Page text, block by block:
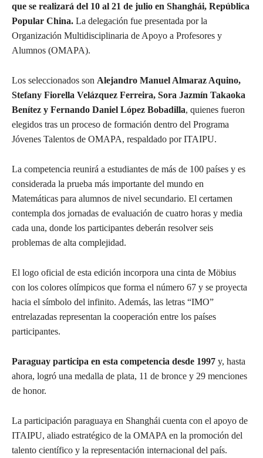
que se realizará del 10 al 21 de julio en Shanghái, República
Popular China. La delegación fue presentada por la
Organización Multidisciplinaria de Apoyo a Profesores y
Alumnos (OMAPA).
Los seleccionados son Alejandro Manuel Almaraz Aquino,
Stefany Fiorella Velázquez Ferreira, Sora Jazmín Takaoka
Benítez y Fernando Daniel López Bobadilla, quienes fueron
elegidos tras un proceso de formación dentro del Programa
Jóvenes Talentos de OMAPA, respaldado por ITAIPU.
La competencia reunirá a estudiantes de más de 100 países y es
considerada la prueba más importante del mundo en
Matemáticas para alumnos de nivel secundario. El certamen
contempla dos jornadas de evaluación de cuatro horas y media
cada una, donde los participantes deberán resolver seis
problemas de alta complejidad.
El logo oficial de esta edición incorpora una cinta de Möbius
con los colores olímpicos que forma el número 67 y se proyecta
hacia el símbolo del infinito. Además, las letras “IMO”
entrelazadas representan la cooperación entre los países
participantes.
Paraguay participa en esta competencia desde 1997 y, hasta
ahora, logró una medalla de plata, 11 de bronce y 29 menciones
de honor.
La participación paraguaya en Shanghái cuenta con el apoyo de
ITAIPU, aliado estratégico de la OMAPA en la promoción del
talento científico y la representación internacional del país.